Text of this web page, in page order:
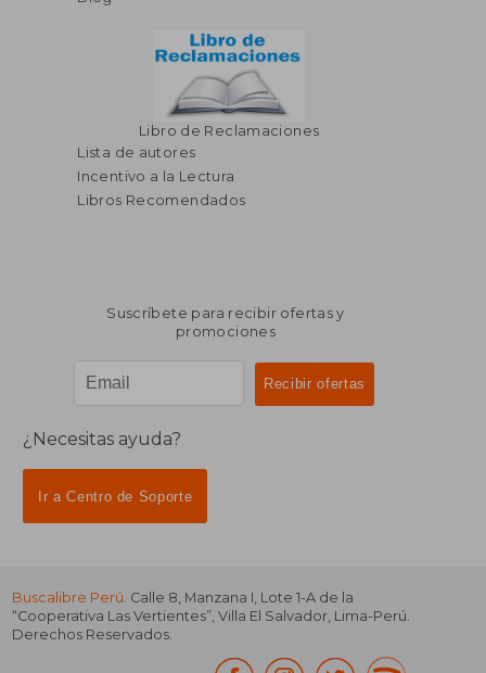
Libro de Reclamaciones
Lista de autores
Incentivo a la Lectura
Libros Recomendados
Suscríbete para recibir ofertas y
promociones
¿Necesitas ayuda?
Ir a Centro de Soporte
Buscalibre Perú. Calle 8, Manzana I, Lote 1-A de la
“Cooperativa Las Vertientes”, Villa El Salvador, Lima-Perú.
Derechos Reservados.